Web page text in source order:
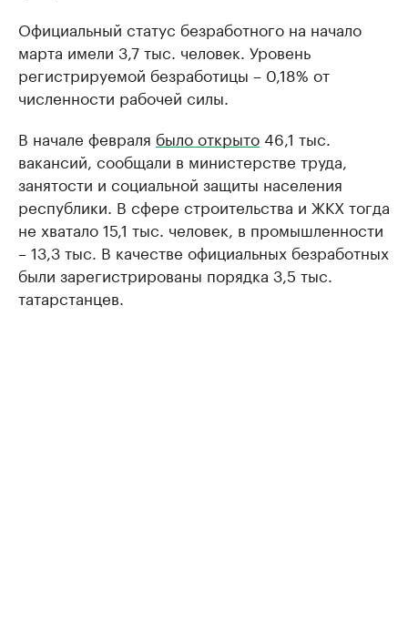
Официальный статус безработного на начало
марта имели 3,7 тыс. человек. Уровень
регистрируемой безработицы – 0,18% от
численности рабочей силы.
В начале февраля было открыто46,1 тыс.
вакансий, сообщали в министерстве труда,
занятости и социальной защиты населения
республики. В сфере строительства и ЖКХ тогда
не хватало 15,1 тыс. человек, в промышленности
– 13,3 тыс. В качестве официальных безработных
были зарегистрированы порядка 3,5 тыс.
татарстанцев.